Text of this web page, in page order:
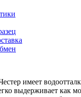
имеет
выдерживает как